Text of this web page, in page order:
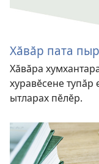
Хӑвӑр пата
Хӑвӑра
хуравӗсене
ытларах пӗлӗр.